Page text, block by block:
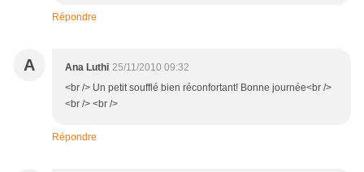
Répondre
A Ana Luthi 25/11/2010 09:32
<br /> Un petit soufflé bien réconfortant! Bonne journée<br />
<br /> <br />
Répondre